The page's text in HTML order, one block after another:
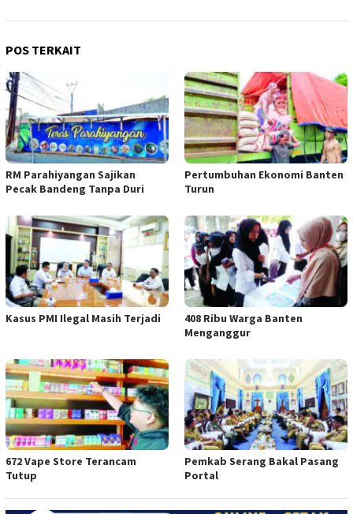
POS TERKAIT
RM Parahiyangan Sajikan
Pecak Bandeng Tanpa Duri
Pertumbuhan Ekonomi Banten
Turun
Kasus PMI Ilegal Masih Terjadi
408 Ribu Warga Banten
Menganggur
672 Vape Store Terancam
Tutup
Pemkab Serang Bakal Pasang
Portal